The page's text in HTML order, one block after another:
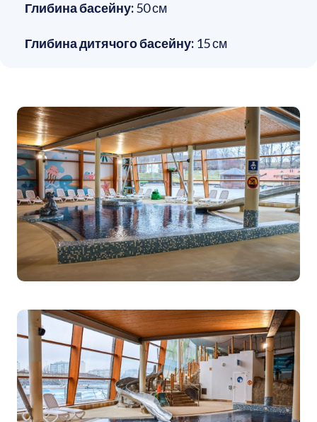
Глибина басейну:50 см
Глибина дитячого басейну: 15 см